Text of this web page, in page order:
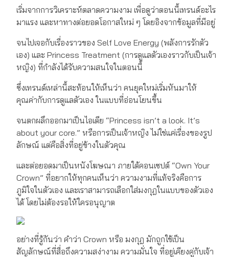
เริ่มจากการวิเคราะห์ตลาดความงาม เพื่อดูว่าตอนนี้เทรนด์อะไร
มาแรง และหาทางต่อยอดโอกาสใหม่ ๆ โดยอิงจากข้อมูลที่มีอยู่
จนไปเจอกับเรื่องราวของ Self Love Energy (พลังการรักตัว
เอง) และ Princess Treatment (การดูแลตัวเองราวกับเป็นเจ้า
หญิง) ที่กำลังได้รับความสนใจในตอนนี้
ซึ่งเทรนด์เหล่านี้สะท้อนให้เห็นว่า คนยุคใหม่เริ่มหันมาให้
คุณค่ากับการดูแลตัวเอง ในแบบที่อ่อนโยนขึ้น
จนตกผลึกออกมาเป็นไอเดีย “Princess isn’t a look. It’s
about your core.” หรือการเป็นเจ้าหญิง ไม่ใช่แค่เรื่องของรูป
ลักษณ์ แต่คือสิ่งที่อยู่ข้างในตัวคุณ
และต่อยอดมาเป็นหนังโฆษณา ภายใต้คอนเซปต์ “Own Your
Crown” ที่อยากให้ทุกคนเห็นว่า ความงามที่แท้จริงคือการ
ภูมิใจในตัวเอง และเราสามารถเลือกใส่มงกุฎในแบบของตัวเอง
ได้ โดยไม่ต้องรอให้ใครอนุญาต
อย่างที่รู้กันว่า คำว่า Crown หรือ มงกุฎ มักถูกใช้เป็น
สัญลักษณ์ที่สื่อถึงความสง่างาม ความมั่นใจ ที่อยู่เคียงคู่กับเจ้า